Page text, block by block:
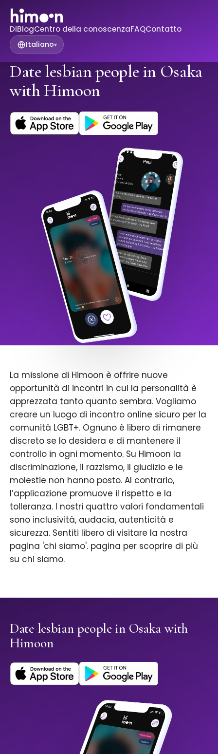
DiBlogCentro della conoscenzaFAQContatto
Italiano▾
Date lesbian people in Osaka
with Himoon
La missione di Himoon è offrire nuove
opportunità di incontri in cui la personalità è
apprezzata tanto quanto sembra. Vogliamo
creare un luogo di incontro online sicuro per la
comunità LGBT+. Ognuno è libero di rimanere
discreto se lo desidera e di mantenere il
controllo in ogni momento. Su Himoon la
discriminazione, il razzismo, il giudizio e le
molestie non hanno posto. Al contrario,
l’applicazione promuove il rispetto e la
tolleranza. I nostri quattro valori fondamentali
sono inclusività, audacia, autenticità e
sicurezza. Sentiti libero di visitare la nostra
pagina 'chi siamo'. pagina per scoprire di più
su chi siamo.
Date lesbian people in Osaka with
Himoon